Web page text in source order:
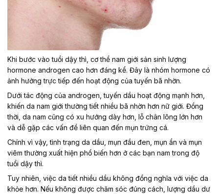
Khi bước vào tuổi dậy thì, cơ thể nam giới sản sinh lượng
hormone androgen cao hơn đáng kể. Đây là nhóm hormone có
ảnh hưởng trực tiếp đến hoạt động của tuyến bã nhờn.
Dưới tác động của androgen, tuyến dầu hoạt động mạnh hơn,
khiến da nam giới thường tiết nhiều bã nhờn hơn nữ giới. Đồng
thời, da nam cũng có xu hướng dày hơn, lỗ chân lông lớn hơn
và dễ gặp các vấn đề liên quan đến mụn trứng cá.
Chính vì vậy, tình trạng da dầu, mụn đầu đen, mụn ẩn và mụn
viêm thường xuất hiện phổ biến hơn ở các bạn nam trong độ
tuổi dậy thì.
Tuy nhiên, việc da tiết nhiều dầu không đồng nghĩa với việc da
khỏe hơn. Nếu không được chăm sóc đúng cách, lượng dầu dư